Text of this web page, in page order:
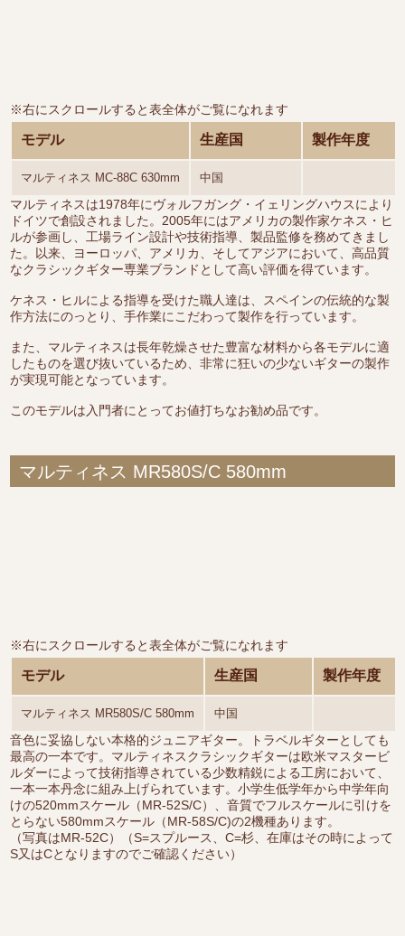
※右にスクロールすると表全体がご覧になれます
モデル 生産国 製作年度
マルティネス MC-88C 630mm 中国
マルティネスは1978年にヴォルフガング・イェリングハウスにより
ドイツで創設されました。2005年にはアメリカの製作家ケネス・ヒ
ルが参画し、工場ライン設計や技術指導、製品監修を務めてきまし
た。以来、ヨーロッパ、アメリカ、そしてアジアにおいて、高品質
なクラシックギター専業ブランドとして高い評価を得ています。
ケネス・ヒルによる指導を受けた職人達は、スペインの伝統的な製
作方法にのっとり、手作業にこだわって製作を行っています。
また、マルティネスは長年乾燥させた豊富な材料から各モデルに適
したものを選び抜いているため、非常に狂いの少ないギターの製作
が実現可能となっています。
このモデルは入門者にとってお値打ちなお勧め品です。
マルティネス MR580S/C 580mm
※右にスクロールすると表全体がご覧になれます
モデル 生産国 製作年度
マルティネス MR580S/C 580mm 中国
音色に妥協しない本格的ジュニアギター。トラベルギターとしても
最高の一本です。マルティネスクラシックギターは欧米マスタービ
ルダーによって技術指導されている少数精鋭による工房において、
一本一本丹念に組み上げられています。小学生低学年から中学年向
けの520mmスケール（MR-52S/C）、音質でフルスケールに引けを
とらない580mmスケール（MR-58S/C)の2機種あります。
（写真はMR-52C）（S=スプルース、C=杉、在庫はその時によって
S又はCとなりますのでご確認ください）